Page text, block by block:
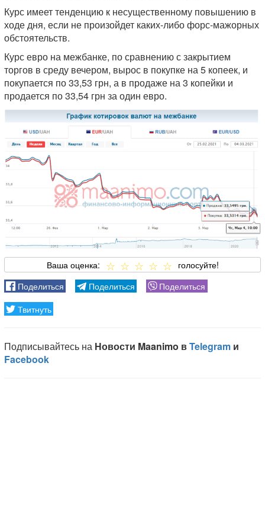
Курс имеет тенденцию к несущественному повышению в
ходе дня, если не произойдет каких-либо форс-мажорных
обстоятельств.
Курс евро на межбанке, по сравнению с закрытием
торгов в среду вечером, вырос в покупке на 5 копеек, и
покупается по 33,53 грн, а в продаже на 3 копейки и
продается по 33,54 грн за один евро.